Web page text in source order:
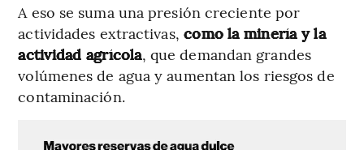
A eso se suma una presión creciente por
actividades extractivas, como la minería y la
actividad agrícola, que demandan grandes
volúmenes de agua y aumentan los riesgos de
contaminación.